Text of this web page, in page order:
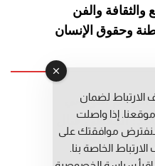
والثقافة والفن
وحقوق الإنسان
التوراني
المعطي قبال
فاطمة حوحو
لضمان
إذا واصلت
موافقتك على
الخاصة بنا.